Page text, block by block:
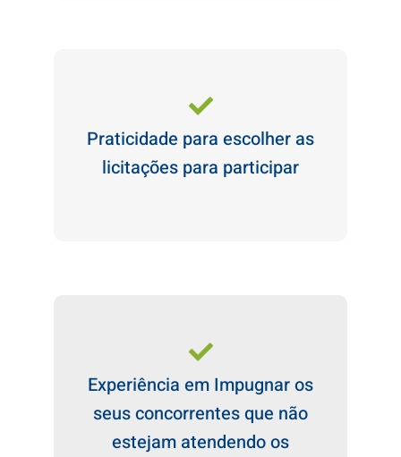
Praticidade para escolher as
licitações para participar
Experiência em Impugnar os
seus concorrentes que não
estejam atendendo os